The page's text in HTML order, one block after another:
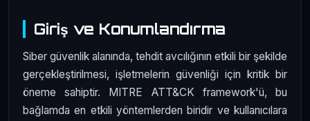
Giriş ve Konumlandırma
Siber güvenlik alanında, tehdit avcılığının etkili bir şekilde
gerçekleştirilmesi, işletmelerin güvenliği için kritik bir
öneme sahiptir. MITRE ATT&CK framework'ü, bu
bağlamda en etkili yöntemlerden biridir ve kullanıcılara